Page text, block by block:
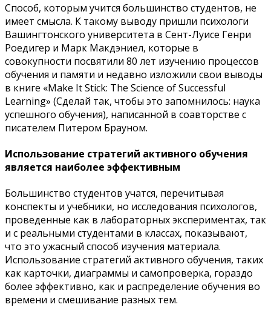
Способ, которым учится большинство студентов, не
имеет смысла. К такому выводу пришли психологи
Вашингтонского университета в Сент-Луисе Генри
Роедигер и Марк Макдэниел, которые в
совокупности посвятили 80 лет изучению процессов
обучения и памяти и недавно изложили свои выводы
в книге «Make It Stick: The Science of Successful
Learning» (Сделай так, чтобы это запомнилось: наука
успешного обучения), написанной в соавторстве с
писателем Питером Брауном.
Использование стратегий активного обучения
является наиболее эффективным
Большинство студентов учатся, перечитывая
конспекты и учебники, но исследования психологов,
проведенные как в лабораторных экспериментах, так
и с реальными студентами в классах, показывают,
что это ужасный способ изучения материала.
Использование стратегий активного обучения, таких
как карточки, диаграммы и самопроверка, гораздо
более эффективно, как и распределение обучения во
времени и смешивание разных тем.